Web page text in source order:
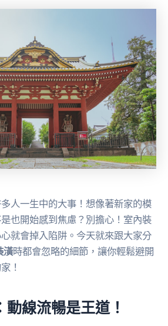
人一生中的大事！想像著新家的模
也開始感到焦慮？別擔心！室內裝
就會掉入陷阱。今天就來跟大家分
潢時都會忽略的細節，讓你輕鬆避開
！
線流暢是王道！